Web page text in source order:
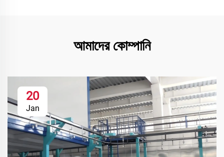
আমাদের কোম্পানি
20
Jan